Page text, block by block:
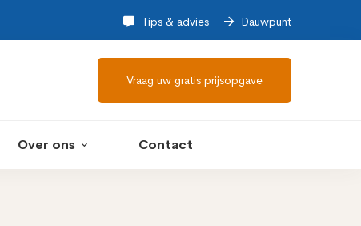
Tips & advies Dauwpunt
Vraag uw gratis prijsopgave
Over ons Contact